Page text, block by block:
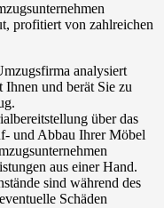
profitiert von zahlreichen
analysiert
und berät Sie zu
über das
und Abbau Ihrer Möbel
aus einer Hand.
sind während des
Schäden